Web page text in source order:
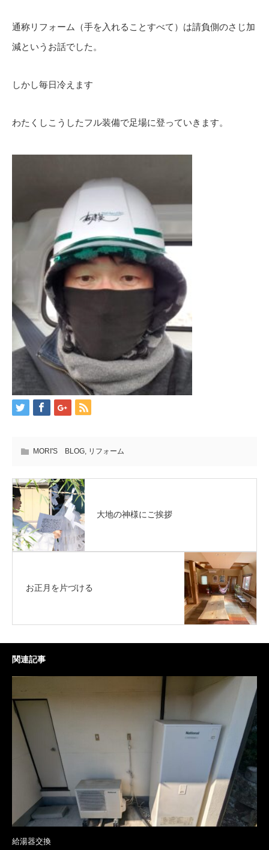
通称リフォーム（手を入れることすべて）は請負側のさじ加
減というお話でした。
しかし毎日冷えます
わたくしこうしたフル装備で足場に登っていきます。
MORI'S BLOG, リフォーム
大地の神様にご挨拶
お正月を片づける
関連記事
給湯器交換